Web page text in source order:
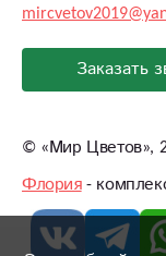
Заказать
© «Мир Цветов»,
Флория-